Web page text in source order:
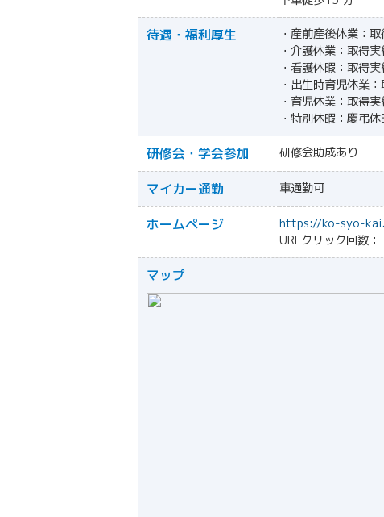
待遇・福利厚生
・産前産後休業：
・介護休業：取得
・看護休暇：取得
・出生時育児休業
・育児休業：取得
・特別休暇：慶弔
研修会・学会参加 研修会助成あり
マイカー通勤 車通勤可
ホームページ
https://ko-syo-
URLクリック回数
マップ